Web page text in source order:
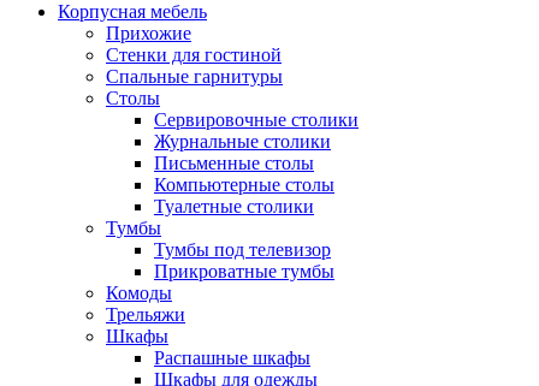
Корпусная мебель
Прихожие
Стенки для гостиной
Спальные гарнитуры
Столы
Сервировочные столики
Журнальные столики
Письменные столы
Компьютерные столы
Туалетные столики
Тумбы
Тумбы под телевизор
Прикроватные тумбы
Комоды
Трельяжи
Шкафы
Распашные шкафы
Шкафы для одежды